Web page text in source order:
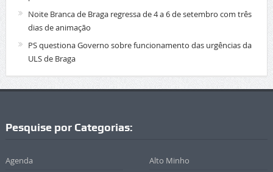
Noite Branca de Braga regressa de 4 a 6 de setembro com três
dias de animação
PS questiona Governo sobre funcionamento das urgências da
ULS de Braga
Pesquise por Categorias:
Agenda Alto Minho